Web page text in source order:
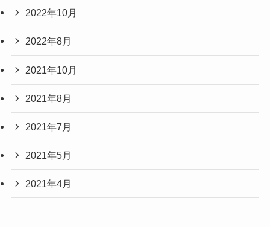
2022年10月
2022年8月
2021年10月
2021年8月
2021年7月
2021年5月
2021年4月